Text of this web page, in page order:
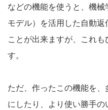
などの機能を使うと、機
モデル）を活用した自動
ことが出来ますが、これ
す。
ただ、作ったこの機能を
にしたり、より使い勝手